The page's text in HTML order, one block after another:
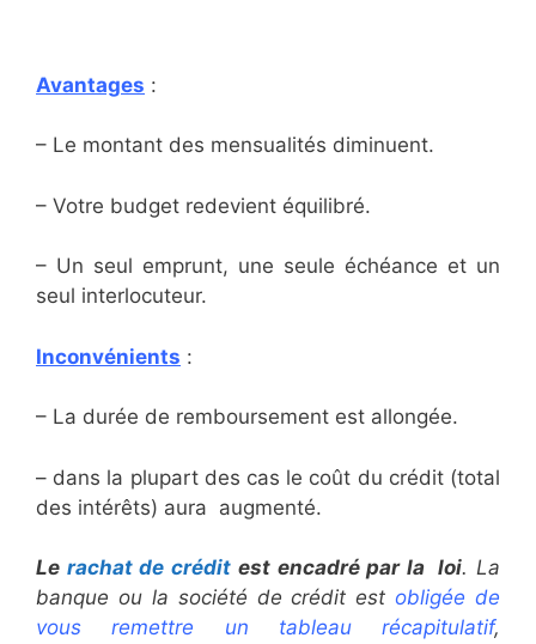
Avantages :
– Le montant des mensualités diminuent.
– Votre budget redevient équilibré.
– Un seul emprunt, une seule échéance et un
seul interlocuteur.
Inconvénients :
– La durée de remboursement est allongée.
– dans la plupart des cas le coût du crédit (total
des intérêts) aura augmenté.
Le rachat de crédit est encadré par la loi. La
banque ou la société de crédit estobligée de
vous remettre un tableau récapitulatif,